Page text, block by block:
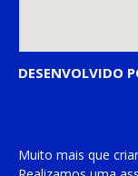
DESENVOLVIDO
Muito mais que